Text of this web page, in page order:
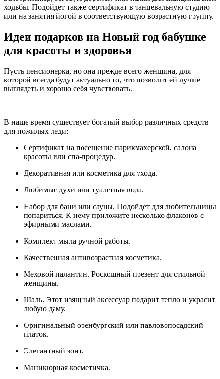
ходьбы. Подойдет также сертификат в танцевальную студию
или на занятия йогой в соответствующую возрастную группу.
Идеи подарков на Новый год бабушке
для красоты и здоровья
Пусть пенсионерка, но она прежде всего женщина, для
которой всегда будут актуально то, что позволит ей лучше
выглядеть и хорошо себя чувствовать.
В наше время существует богатый выбор различных средств
для пожилых леди:
Сертификат на посещение парикмахерской, салона
красоты или спа-процедур.
Декоративная или косметика для ухода.
Любимые духи или туалетная вода.
Набор для бани или сауны. Подойдет для любительницы
попариться. К нему приложите несколько флаконов с
эфирными маслами.
Комплект мыла ручной работы.
Качественная антивозрастная косметика.
Меховой палантин. Роскошный презент для стильной
женщины.
Шаль. Этот изящный аксессуар подарит тепло и украсит
любую даму.
Оригинальный оренбургский или павловопосадский
платок.
Элегантный зонт.
Маникюрная косметичка.